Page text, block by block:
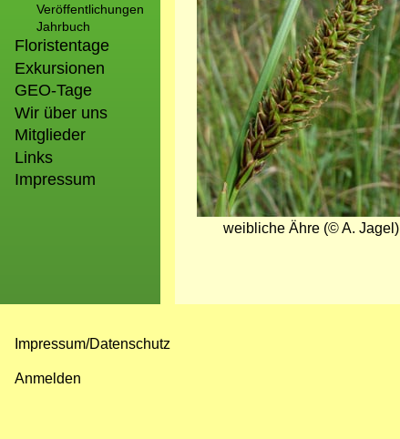
Veröffentlichungen
Jahrbuch
Floristentage
Exkursionen
GEO-Tage
Wir über uns
Mitglieder
Links
Impressum
weibliche Ähre (© A. Jagel)
Impressum/Datenschutz
Anmelden